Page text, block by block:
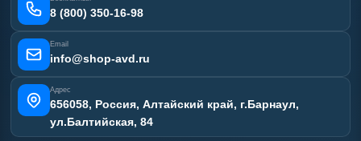
Карта сайта
8 (800) 350-16-98
Email
info@shop-avd.ru
Адрес
656058, Россия, Алтайский край, г.Барнаул,
ул.Балтийская, 84